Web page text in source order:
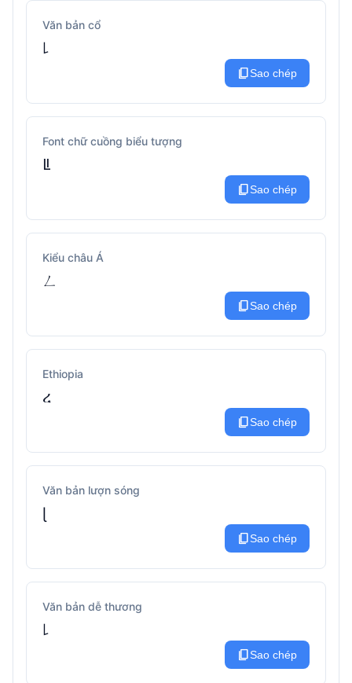
Văn bản cổ
꒒
content_copySao chép
Font chữ cuồng biểu tượng
ꚳ
content_copySao chép
Kiểu châu Á
ㄥ
content_copySao chép
Ethiopia
ረ
content_copySao chép
Văn bản lượn sóng
ɭ
content_copySao chép
Văn bản dễ thương
꒒
content_copySao chép